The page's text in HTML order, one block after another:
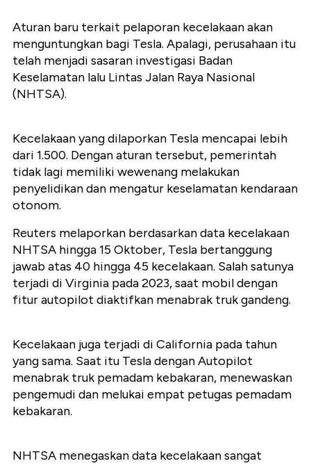
Aturan baru terkait pelaporan kecelakaan akan
menguntungkan bagi Tesla. Apalagi, perusahaan itu
telah menjadi sasaran investigasi Badan
Keselamatan lalu Lintas Jalan Raya Nasional
(NHTSA).
Kecelakaan yang dilaporkan Tesla mencapai lebih
dari 1.500. Dengan aturan tersebut, pemerintah
tidak lagi memiliki wewenang melakukan
penyelidikan dan mengatur keselamatan kendaraan
otonom.
Reuters melaporkan berdasarkan data kecelakaan
NHTSA hingga 15 Oktober, Tesla bertanggung
jawab atas 40 hingga 45 kecelakaan. Salah satunya
terjadi di Virginia pada 2023, saat mobil dengan
fitur autopilot diaktifkan menabrak truk gandeng.
Kecelakaan juga terjadi di California pada tahun
yang sama. Saat itu Tesla dengan Autopilot
menabrak truk pemadam kebakaran, menewaskan
pengemudi dan melukai empat petugas pemadam
kebakaran.
NHTSA menegaskan data kecelakaan sangat